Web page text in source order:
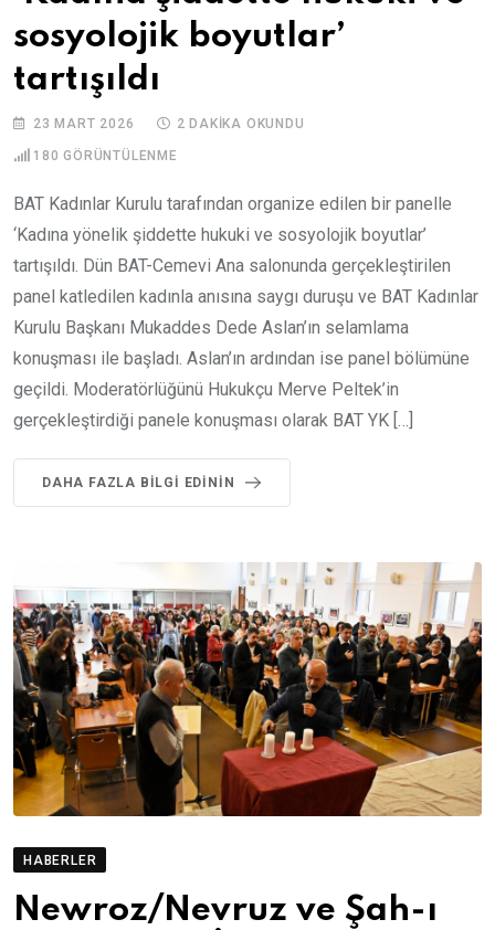
sosyolojik boyutlar’
tartışıldı
23 MART 2026 2 DAKIKA OKUNDU
180 GÖRÜNTÜLENME
BAT Kadınlar Kurulu tarafından organize edilen bir panelle
‘Kadına yönelik şiddette hukuki ve sosyolojik boyutlar’
tartışıldı. Dün BAT-Cemevi Ana salonunda gerçekleştirilen
panel katledilen kadınla anısına saygı duruşu ve BAT Kadınlar
Kurulu Başkanı Mukaddes Dede Aslan’ın selamlama
konuşması ile başladı. Aslan’ın ardından ise panel bölümüne
geçildi. Moderatörlüğünü Hukukçu Merve Peltek’in
gerçekleştirdiği panele konuşması olarak BAT YK […]
DAHA FAZLA BILGI EDININ
HABERLER
Newroz/Nevruz ve Şah-ı